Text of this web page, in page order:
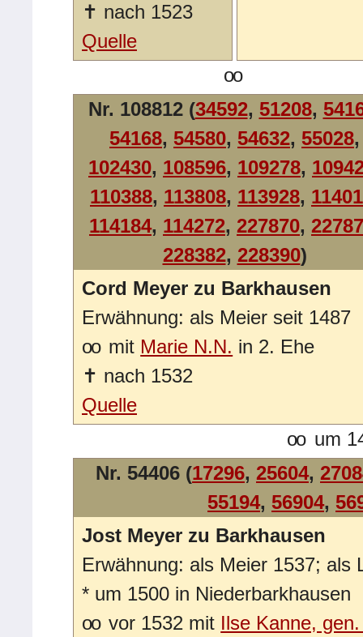
✝ nach 1523
Quelle
oo
Nr. 108812 (34592, 51208,
54168, 54580, 54632, 55028,
102430, 108596, 109278,
110388, 113808, 113928,
114184, 114272, 227870,
228382, 228390)
Cord Meyer zu Barkhausen
Erwähnung: als Meier seit 1487
oo mit Marie N.N. in 2. Ehe
✝ nach 1532
Quelle
oo um
Nr. 54406 (17296, 25604,
55194, 56904,
Jost Meyer zu Barkhausen
Erwähnung: als Meier 1537; als
* um 1500 in Niederbarkhausen
oo vor 1532 mit Ilse Kanne,